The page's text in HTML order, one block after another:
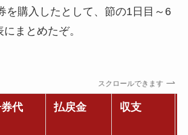
を購入したとして、節の1日目～6
まとめたぞ。
スクロールできます
代 払戻金 収支